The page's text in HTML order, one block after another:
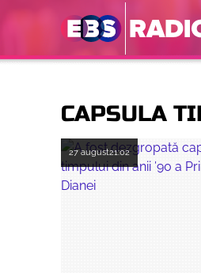
CAPSULA
27 august21:02